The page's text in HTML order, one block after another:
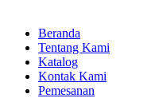
Beranda
Tentang Kami
Katalog
Kontak Kami
Pemesanan